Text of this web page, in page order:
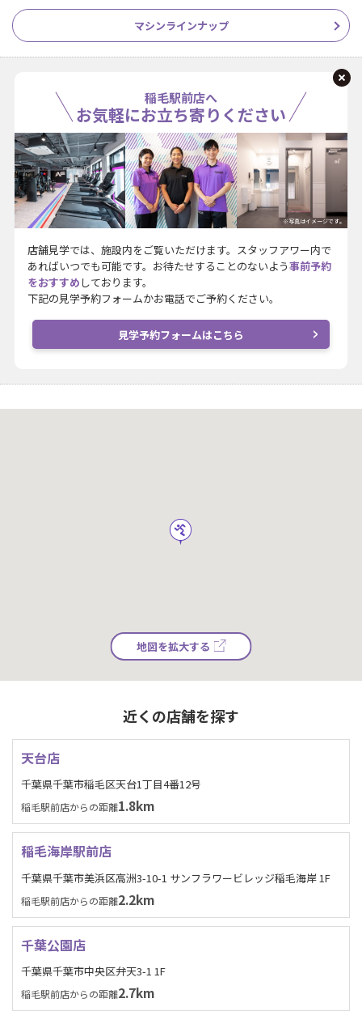
マシンラインナップ
稲毛駅前店へ
お気軽にお立ち寄りください
※写真はイメージです。
店舗見学では、施設内をご覧いただけます。スタッフアワー内で
あればいつでも可能です。お待たせすることのないよう事前予約
をおすすめ しております。
下記の見学予約フォームかお電話でご予約ください。
見学予約フォームはこちら
地図を拡大する
近くの店舗を探す
天台店
千葉県千葉市稲毛区天台1丁目4番12号
稲毛駅前店からの距離1.8km
稲毛海岸駅前店
千葉県千葉市美浜区高洲3-10-1 サンフラワービレッジ稲毛海岸 1F
稲毛駅前店からの距離2.2km
千葉公園店
千葉県千葉市中央区弁天3-1 1F
稲毛駅前店からの距離2.7km